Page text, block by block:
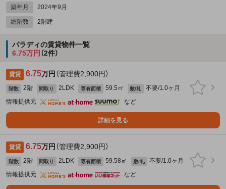
築年月
2024年9月
総階数 2階建
パラディの賃貸物件一覧
6.75万円 （2件）
賃貸 6.75万円 （管理費2,900円）
階数 2階 間取り 2LDK 専有面積 59.5㎡ 敷/礼
不要/1.0ヶ月
情報提供元
など
詳細を見る
賃貸 6.75万円 （管理費2,900円）
階数 2階 間取り 2LDK 専有面積 59.58㎡ 敷/礼
不要/1.0ヶ月
情報提供元
など